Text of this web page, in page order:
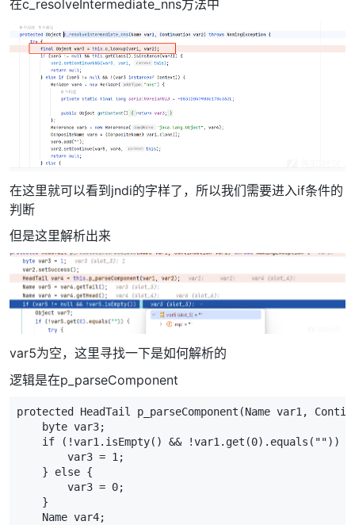
在c_resolveIntermediate_nns方法中
在这里就可以看到jndi的字样了，所以我们需要进入if条件的
判断
但是这里解析出来
var5为空，这里寻找一下是如何解析的
逻辑是在p_parseComponent
protected HeadTail p_parseComponent(Name var1,
    byte var3;
    if (!var1.isEmpty() && !var1.get(0).equals("")) {
        var3 = 1;
    } else {
        var3 = 0;
    }
    Name var4;